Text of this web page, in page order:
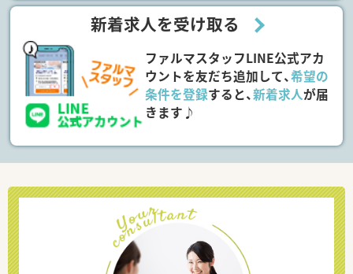
新着求人を受け取る
ファルマスタッフLINE公式アカ
ウントを友だち追加して、希望の
条件を登録すると、新着求人が届
きます♪